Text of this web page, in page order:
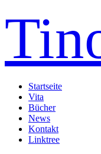
Startseite
Vita
Bücher
News
Kontakt
Linktree